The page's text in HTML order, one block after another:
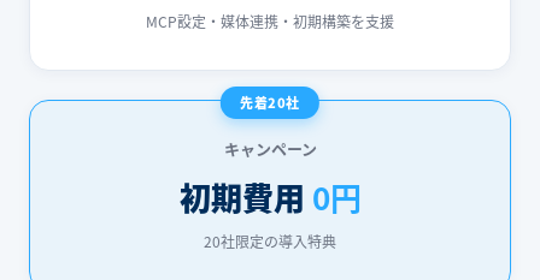
MCP設定・媒体連携・初期構築を支援
先着20社
キャンペーン
初期費用 0円
20社限定の導入特典